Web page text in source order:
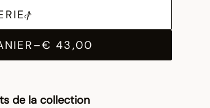
–€ 43,00
de la collection